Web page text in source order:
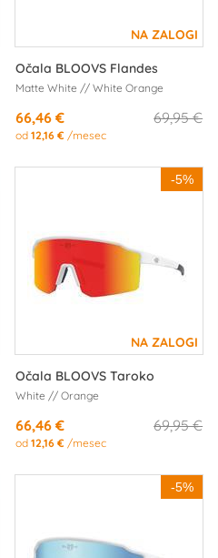
Očala BLOOVS Flandes
Matte White // White Orange
69,95 €
66,46 €
od 12,16 € /mesec
-5%
Očala BLOOVS Taroko
White // Orange
69,95 €
66,46 €
od 12,16 € /mesec
-5%